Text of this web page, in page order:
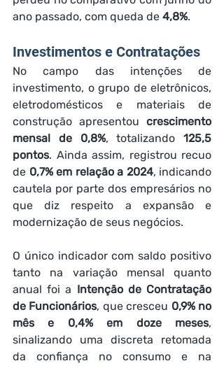
ano passado, com queda de 4,8%.
Investimentos e Contratações
No campo das intenções de
investimento, o grupo de eletrônicos,
eletrodomésticos e materiais de
construção apresentou crescimento
mensal de 0,8%, totalizando 125,5
pontos. Ainda assim, registrou recuo
de 0,7% em relação a 2024, indicando
cautela por parte dos empresários no
que diz respeito a expansão e
modernização de seus negócios.
O único indicador com saldo positivo
tanto na variação mensal quanto
anual foi a Intenção de Contratação
de Funcionários, que cresceu 0,9% no
mês e 0,4% em doze meses,
sinalizando uma discreta retomada
da confiança no consumo e na